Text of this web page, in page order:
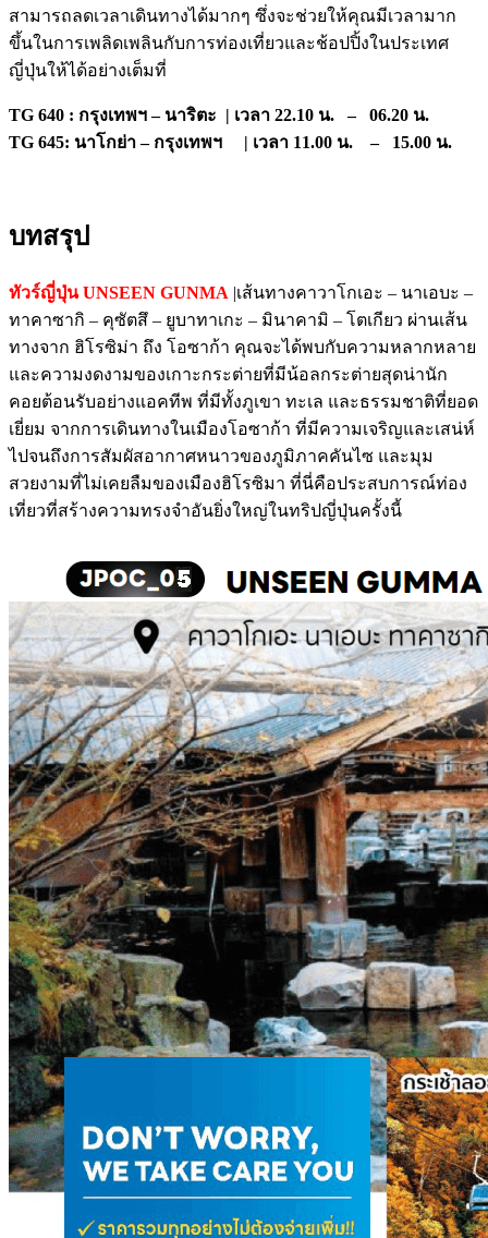
สามารถลดเวลาเดินทางได้มากๆ ซึ่งจะช่วยให้คุณมีเวลามาก
ขึ้นในการเพลิดเพลินกับการท่องเที่ยวและช้อปปิ้งในประเทศ
ญี่ปุ่นให้ได้อย่างเต็มที่
TG 640 : กรุงเทพฯ – นาริตะ | เวลา 22.10 น. – 06.20 น.
TG 645: นาโกย่า – กรุงเทพฯ | เวลา 11.00 น. – 15.00 น.
บทสรุป
ทัวร์ญี่ปุ่น UNSEEN GUNMA |เส้นทางคาวาโกเอะ – นาเอบะ –
ทาคาซากิ – คุซัตสึ – ยูบาทาเกะ – มินาคามิ – โตเกียว ผ่านเส้น
ทางจาก ฮิโรซิม่า ถึง โอซาก้า คุณจะได้พบกับความหลากหลาย
และความงดงามของเกาะกระต่ายที่มีน้อลกระต่ายสุดน่านัก
คอยต้อนรับอย่างแอคทีพ ที่มีทั้งภูเขา ทะเล และธรรมชาติที่ยอด
เยี่ยม จากการเดินทางในเมืองโอซาก้า ที่มีความเจริญและเสน่ห์
ไปจนถึงการสัมผัสอากาศหนาวของภูมิภาคคันไซ และมุม
สวยงามที่ไม่เคยลืมของเมืองฮิโรซิมา ที่นี่คือประสบการณ์ท่อง
เที่ยวที่สร้างความทรงจำอันยิ่งใหญ่ในทริปญี่ปุ่นครั้งนี้